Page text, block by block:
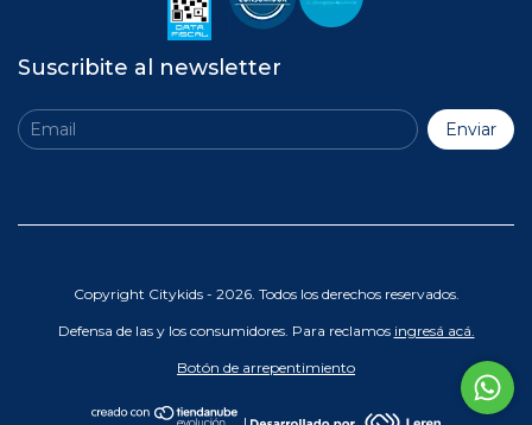
Suscribite al newsletter
Copyright Citykids - 2026. Todos los derechos reservados.
Defensa de las y los consumidores. Para reclamos ingresá acá.
Botón de arrepentimiento